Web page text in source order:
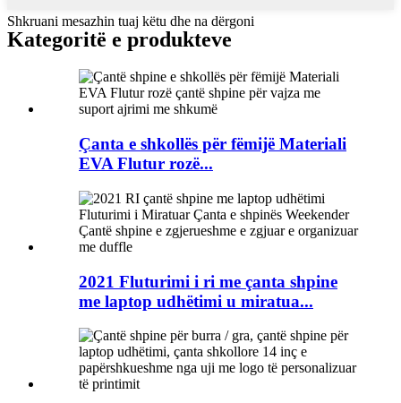
Shkruani mesazhin tuaj këtu dhe na dërgoni
Kategoritë e produkteve
Çanta e shkollës për fëmijë Materiali
EVA Flutur rozë...
2021 Fluturimi i ri me çanta shpine
me laptop udhëtimi u miratua...